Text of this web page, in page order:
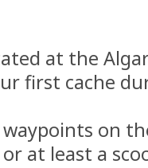
at the
first cache
on
at least a